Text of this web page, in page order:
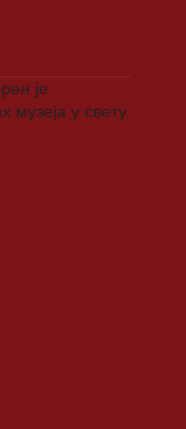
је
музеја у свету.